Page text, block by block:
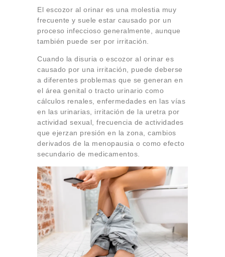
El escozor al orinar es una molestia muy
frecuente y suele estar causado por un
proceso infeccioso generalmente, aunque
también puede ser por irritación.
Cuando la disuria o escozor al orinar es
causado por una irritación, puede deberse
a diferentes problemas que se generan en
el área genital o tracto urinario como
cálculos renales, enfermedades en las vías
en las urinarias, irritación de la uretra por
actividad sexual, frecuencia de actividades
que ejerzan presión en la zona, cambios
derivados de la menopausia o como efecto
secundario de medicamentos.